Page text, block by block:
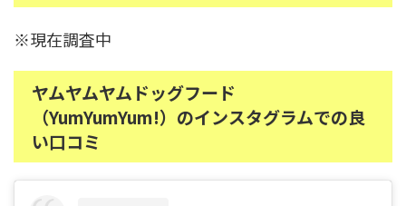
※現在調査中
ヤムヤムヤムドッグフード
（YumYumYum!）のインスタグラムでの良
い口コミ